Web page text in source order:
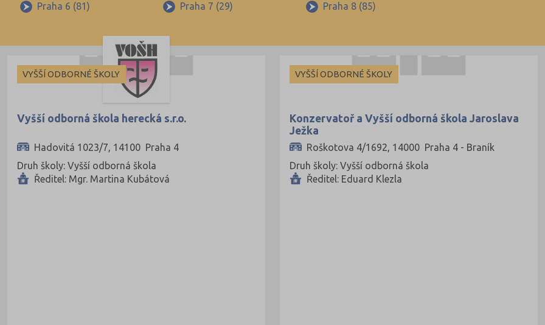
Praha 6 (81) Praha 7 (29)
Praha 8 (85)
VYŠŠÍ ODBORNÉ ŠKOLY
Vyšší odborná škola herecká s.r.o.
Hadovitá 1023/7, 14100 Praha 4
Druh školy: Vyšší odborná škola
Ředitel: Mgr. Martina Kubátová
VYŠŠÍ ODBORNÉ ŠKOLY
Konzervatoř a Vyšší odborná škola Jaroslava
Ježka
Roškotova 4/1692, 14000 Praha 4 - Braník
Druh školy: Vyšší odborná škola
Ředitel: Eduard Klezla